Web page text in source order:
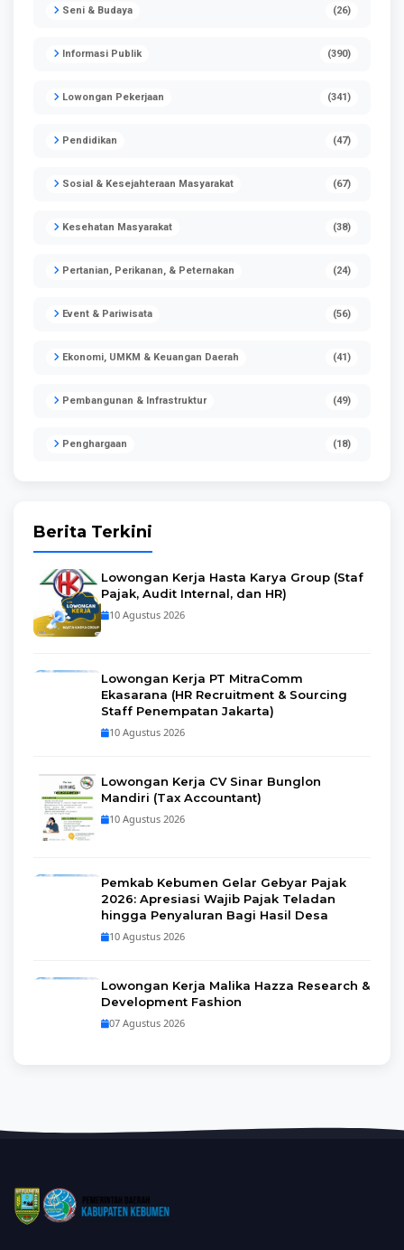
Seni & Budaya (26)
Informasi Publik (390)
Lowongan Pekerjaan (341)
Pendidikan (47)
Sosial & Kesejahteraan Masyarakat (67)
Kesehatan Masyarakat (38)
Pertanian, Perikanan, & Peternakan (24)
Event & Pariwisata (56)
Ekonomi, UMKM & Keuangan Daerah (41)
Pembangunan & Infrastruktur (49)
Penghargaan (18)
Berita Terkini
Lowongan Kerja Hasta Karya Group (Staf
Pajak, Audit Internal, dan HR)
10 Agustus 2026
Lowongan Kerja PT MitraComm
Ekasarana (HR Recruitment & Sourcing
Staff Penempatan Jakarta)
10 Agustus 2026
Lowongan Kerja CV Sinar Bunglon
Mandiri (Tax Accountant)
10 Agustus 2026
Pemkab Kebumen Gelar Gebyar Pajak
2026: Apresiasi Wajib Pajak Teladan
hingga Penyaluran Bagi Hasil Desa
10 Agustus 2026
Lowongan Kerja Malika Hazza Research &
Development Fashion
07 Agustus 2026